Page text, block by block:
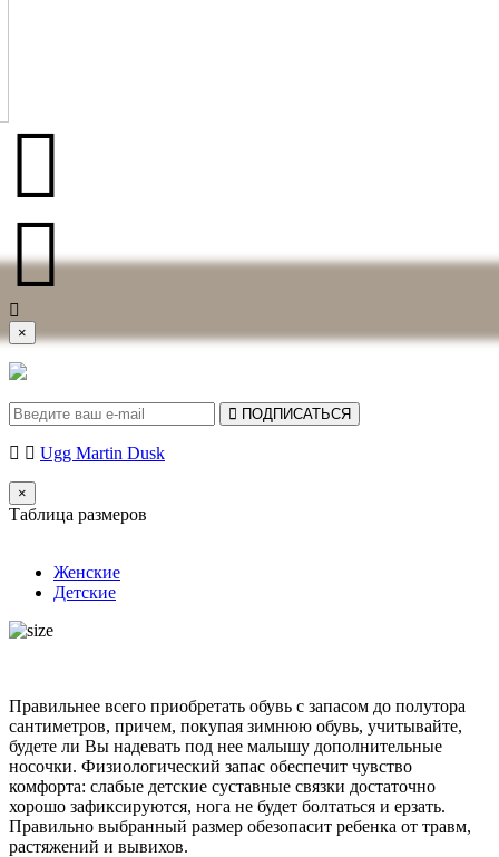
×
ПОДПИСАТЬСЯ
Ugg Martin Dusk
×
Таблица размеров
Женские
Детские
Правильнее всего приобретать обувь с запасом до полутора
сантиметров, причем, покупая зимнюю обувь, учитывайте,
будете ли Вы надевать под нее малышу дополнительные
носочки. Физиологический запас обеспечит чувство
комфорта: слабые детские суставные связки достаточно
хорошо зафиксируются, нога не будет болтаться и ерзать.
Правильно выбранный размер обезопасит ребенка от травм,
растяжений и вывихов.